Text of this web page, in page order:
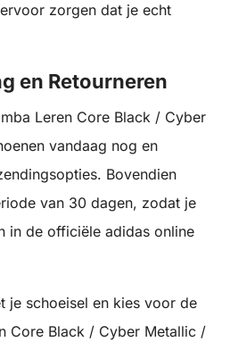
zorgen dat je echt
en Retourneren
Leren Core Black / Cyber
vandaag nog en
Bovendien
van 30 dagen, zodat je
in de officiële adidas online
je schoeisel en kies voor de
Core Black / Cyber Metallic /